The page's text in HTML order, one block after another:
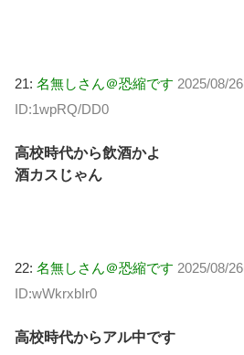
21: 名無しさん＠恐縮です 2025/08/
ID:1wpRQ/DD0
高校時代から飲酒かよ
酒カスじゃん
22: 名無しさん＠恐縮です 2025/08/
ID:wWkrxbIr0
高校時代からアル中です